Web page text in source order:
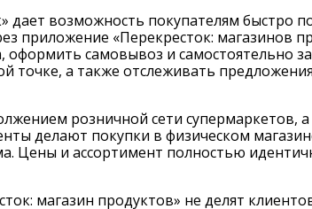
дает возможность покупателям быстро
приложение «Перекресток: магазинов
оформить самовывоз и самостоятельно
точке, а также отслеживать
розничной сети супермаркетов,
делают покупки в физическом
Цены и ассортимент полностью
магазин продуктов» не делят